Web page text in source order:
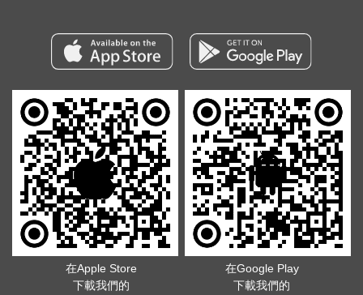
在Apple Store
下載我們的
在Google Play
下載我們的